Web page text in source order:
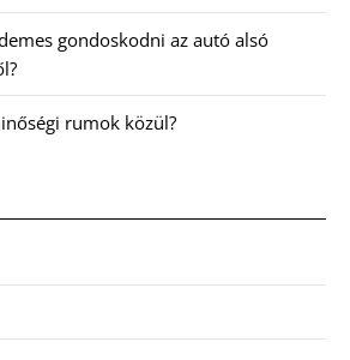
gondoskodni az autó alsó
rumok közül?